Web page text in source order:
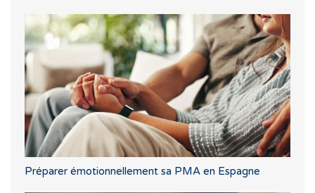
Préparer émotionnellement sa PMA en Espagne